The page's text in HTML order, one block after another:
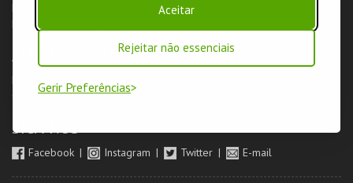
Aceitar
Rejeitar não essenciais
Gerir Preferências
Pesquisar Carrinho de compras Eventos
Livro de Reclamações
AUTENTICAÇÃO
Login & Registo de Clientes
Orientadores de Salas
SIGA-NOS
Facebook Instagram Twitter E-mail